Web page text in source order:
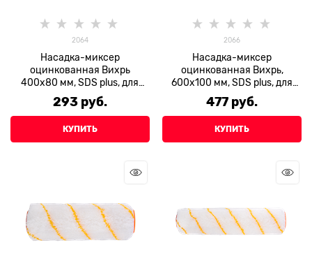
2064
Насадка-миксер
оцинкованная Вихрь
400х80 мм, SDS plus, для
перфоратора
293 руб.
КУПИТЬ
2066
Насадка-миксер
оцинкованная Вихрь,
600х100 мм, SDS plus, для
перфоратора
477 руб.
КУПИТЬ